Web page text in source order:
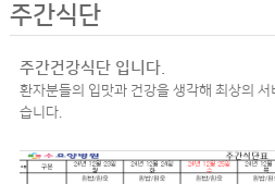
주간식단
주간건강식단 입니다.
환자분들의 입맛과 건강을 생각해 최상의
습니다.